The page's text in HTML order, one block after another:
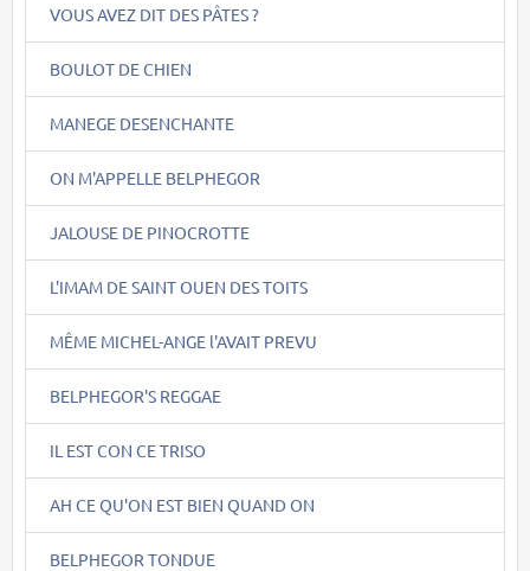
VOUS AVEZ DIT DES PÂTES ?
BOULOT DE CHIEN
MANEGE DESENCHANTE
ON M'APPELLE BELPHEGOR
JALOUSE DE PINOCROTTE
L'IMAM DE SAINT OUEN DES TOITS
MÊME MICHEL-ANGE l'AVAIT PREVU
BELPHEGOR'S REGGAE
IL EST CON CE TRISO
AH CE QU'ON EST BIEN QUAND ON
BELPHEGOR TONDUE